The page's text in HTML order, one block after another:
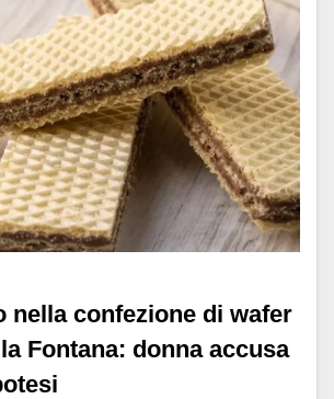
nella confezione di wafer
Fontana: donna accusa